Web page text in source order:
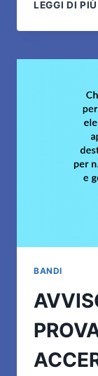
LEGGI DI PIÙ
BANDI